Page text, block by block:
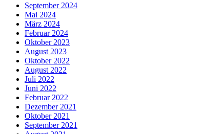
September 2024
Mai 2024
März 2024
Februar 2024
Oktober 2023
August 2023
Oktober 2022
August 2022
Juli 2022
Juni 2022
Februar 2022
Dezember 2021
Oktober 2021
September 2021